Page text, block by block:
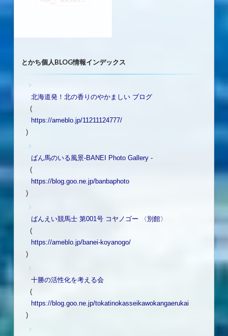
とかち個人BLOG情報インデックス
北海道発！北の香りのやかましい ブログ
(
https://ameblo.jp/11211124777/
)
ばん馬のいる風景-BANEI Photo Gallery -
(
https://blog.goo.ne.jp/banbaphoto
)
ばんえい競馬士 第001号 コヤノゴー 〈別館〉
(
https://ameblo.jp/banei-koyanogo/
)
十勝の活性化を考える会
(
https://blog.goo.ne.jp/tokatinokasseikawokangaerukai
)